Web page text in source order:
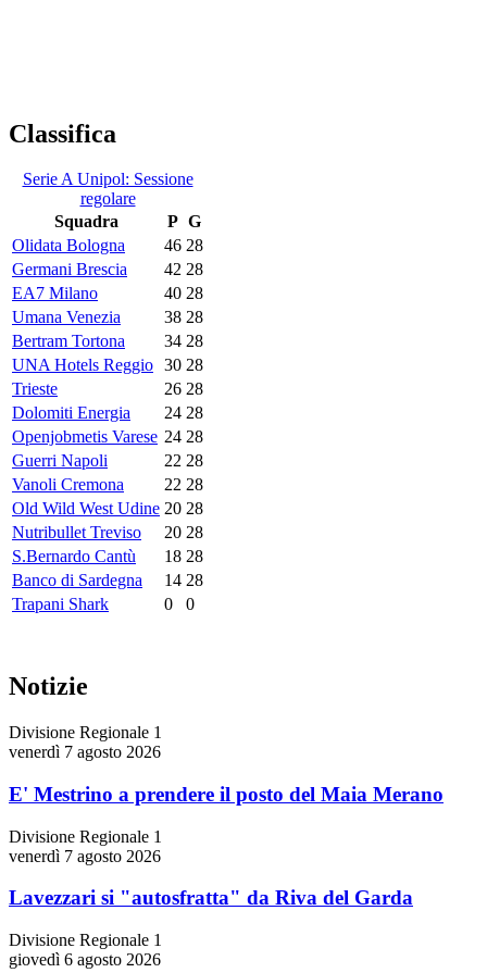
Classifica
Serie A Unipol: Sessione
regolare
Squadra
P G
Olidata Bologna
46 28
Germani Brescia
42 28
EA7 Milano
40 28
Umana Venezia
38 28
Bertram Tortona
34 28
UNA Hotels Reggio 30 28
Trieste
26 28
Dolomiti Energia
24 28
Openjobmetis Varese 24 28
Guerri Napoli
22 28
Vanoli Cremona
22 28
Old Wild West Udine 20 28
Nutribullet Treviso
20 28
S.Bernardo Cantù
18 28
Banco di Sardegna
14 28
Trapani Shark
0 0
Notizie
Divisione Regionale 1
venerdì 7 agosto 2026
E' Mestrino a prendere il posto del Maia Merano
Divisione Regionale 1
venerdì 7 agosto 2026
Lavezzari si "autosfratta" da Riva del Garda
Divisione Regionale 1
giovedì 6 agosto 2026